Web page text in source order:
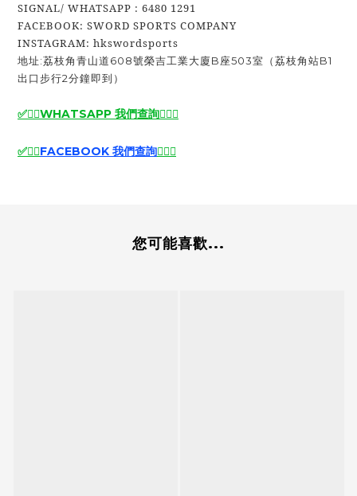
SIGNAL/ WHATSAPP : 6480 1291
FACEBOOK: SWORD SPORTS COMPANY
INSTAGRAM: hkswordsports
地址:荔枝角青山道608號榮吉工業大廈B座503室（荔枝角站B1
出口步行2分鐘即到）
✅🙆‍♂️WHATSAPP 我們查詢🙆‍♂️✅
✅🙆‍♂️FACEBOOK 我們查詢🙆‍♂️✅
您可能喜歡...